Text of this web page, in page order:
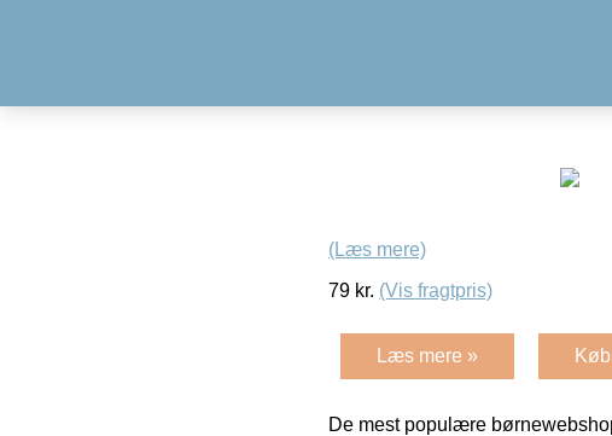
(Læs mere)
79 kr. (Vis fragtpris)
Læs mere »
De mest populære